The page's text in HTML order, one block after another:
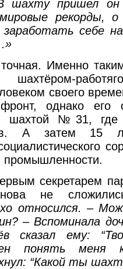
шахту пришел он
рекорды,
заработать себе
точная. Именно
своего
однако его
шахтой №31,
А затем 15
промышленности.
секретарем
не
относился. –
– Вспоминала
сказал ему:
понять меня
“Какой ты